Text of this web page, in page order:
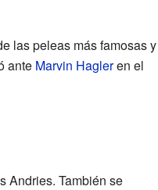
las peleas más famosas y
ante Marvin Hagleren el
Andries. También se